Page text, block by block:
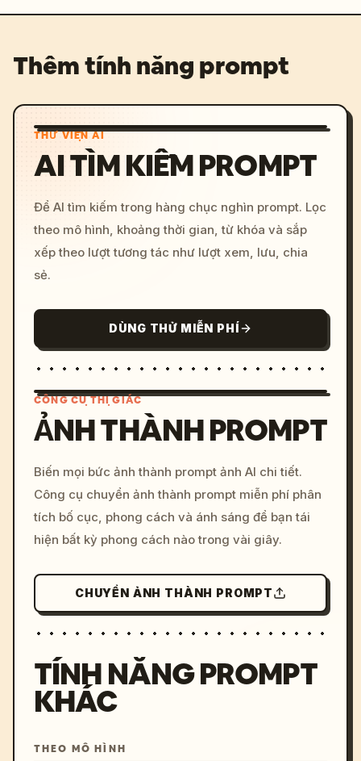
Thêm tính năng prompt
THƯ VIỆN AI
AI TÌM KIẾM PROMPT
Để AI tìm kiếm trong hàng chục nghìn prompt. Lọc
theo mô hình, khoảng thời gian, từ khóa và sắp
xếp theo lượt tương tác như lượt xem, lưu, chia
sẻ.
DÙNG THỬ MIỄN PHÍ
c, cyberpunk sunset, neon
colors, 8k --v 6.0
CÔNG CỤ THỊ GIÁC
ẢNH THÀNH PROMPT
Biến mọi bức ảnh thành prompt ảnh AI chi tiết.
Công cụ chuyển ảnh thành prompt miễn phí phân
tích bố cục, phong cách và ánh sáng để bạn tái
hiện bất kỳ phong cách nào trong vài giây.
CHUYỂN ẢNH THÀNH PROMPT
TÍNH NĂNG PROMPT
KHÁC
THEO MÔ HÌNH